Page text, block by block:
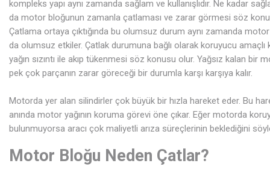
kompleks yapı aynı zamanda sağlam ve kullanışlıdır. Ne kadar
da motor bloğunun zamanla çatlaması ve zarar görmesi söz
Çatlama ortaya çıktığında bu olumsuz durum aynı zamanda
da olumsuz etkiler. Çatlak durumuna bağlı olarak koruyucu amaçlı
yağın sızıntı ile akıp tükenmesi söz konusu olur. Yağsız kalan bir
pek çok parçanın zarar göreceği bir durumla karşı karşıya kalır.
Motorda yer alan silindirler çok büyük bir hızla hareket eder. Bu
anında motor yağının koruma görevi öne çıkar. Eğer motorda
bulunmuyorsa aracı çok maliyetli arıza süreçlerinin beklediğini
Motor Bloğu Neden Çatlar?